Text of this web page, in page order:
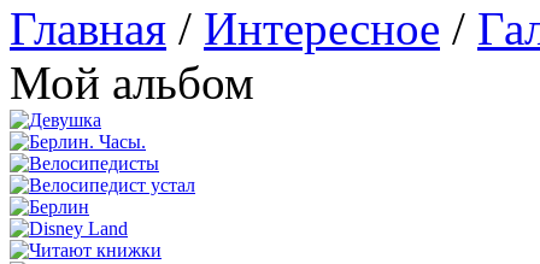
Главная / Интересное /
Мой альбом